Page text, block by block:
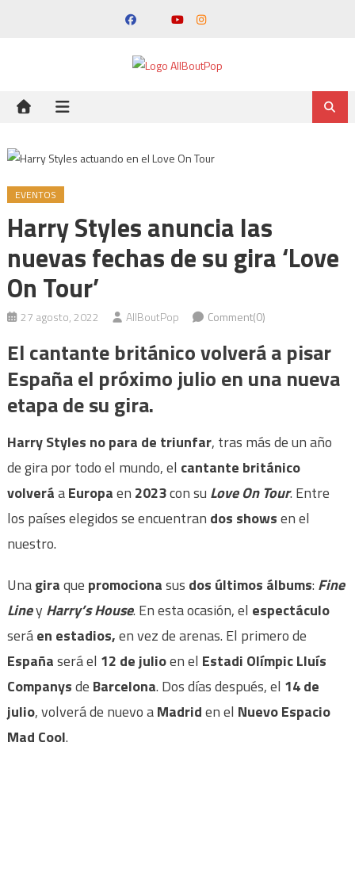
EVENTOS
Harry Styles anuncia las
nuevas fechas de su gira ‘Love
On Tour’
27 agosto, 2022 AllBoutPop Comment(0)
El cantante británico volverá a pisar
España el próximo julio en una nueva
etapa de su gira.
HarryStyles no para de triunfar, tras más de un año
de gira por todo el mundo, el cantante británico
volveráaEuropaen 2023con su Love On Tour. Entre
los países elegidos se encuentran dos showsen el
nuestro.
Unagiraque promocionasus dos últimos álbums: Fine
Liney Harry’s House. En esta ocasión, el espectáculo
seráen estadios,en vez de arenas. El primero de
Españaserá el 12 de julioen el Estadi Olímpic Lluís
Companysde Barcelona. Dos días después, el 14 de
julio, volverá de nuevo aMadriden el Nuevo Espacio
Mad Cool.